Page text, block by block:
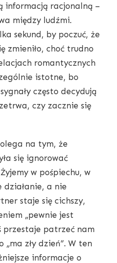
informacją racjonalną –
między ludźmi.
sekund, by poczuć, że
zmieniło, choć trudno
romantycznych
istotne, bo
często decydują
czy zacznie się
na tym, że
się ignorować
w pośpiechu, w
działanie, a nie
staje się cichszy,
„pewnie jest
przestaje patrzeć nam
„ma zły dzień”. W ten
informacje o